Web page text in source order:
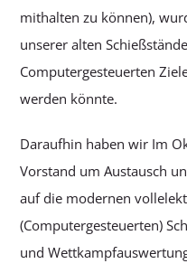
mithalten zu können),
unserer alten
Computergesteuerten
werden könnte.
Daraufhin haben wir Im
Vorstand um Austausch
auf die modernen
(Computergesteuerten)
und